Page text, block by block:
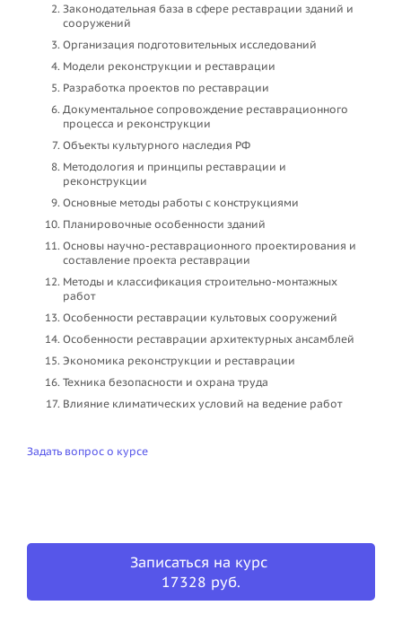
Законодательная база в сфере реставрации зданий и
сооружений
Организация подготовительных исследований
Модели реконструкции и реставрации
Разработка проектов по реставрации
Документальное сопровождение реставрационного
процесса и реконструкции
Объекты культурного наследия РФ
Методология и принципы реставрации и
реконструкции
Основные методы работы с конструкциями
Планировочные особенности зданий
Основы научно-реставрационного проектирования и
составление проекта реставрации
Методы и классификация строительно-монтажных
работ
Особенности реставрации культовых сооружений
Особенности реставрации архитектурных ансамблей
Экономика реконструкции и реставрации
Техника безопасности и охрана труда
Влияние климатических условий на ведение работ
Задать вопрос о курсе
Записаться на курс
17328 руб.